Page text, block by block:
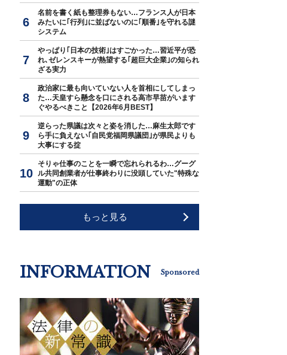
名前を書く紙も整理券もない…フランス人が日本
みたいに｢行列｣に並ばないのに｢順番｣を守れる謎
システム
やっぱり｢日本の技術｣はすごかった…習近平が恐
れ､ゼレンスキーが熱望する｢超巨大企業｣の知られ
ざる実力
政治家に最も向いていない人を首相にしてしまっ
た…天皇すら懸念を口にされる高市早苗がいます
ぐやるべきこと【2026年6月BEST】
逆らった県議は次々と姿を消した…麻生太郎です
ら手に負えない｢自民党福岡県議団｣が県民よりも
大事にする掟
そりゃ仕事のことを一瞬で忘れられるわ…グーグ
ル共同創業者が仕事終わりに没頭していた"特殊な
運動"の正体
もっと見る
INFORMATION Sponsored